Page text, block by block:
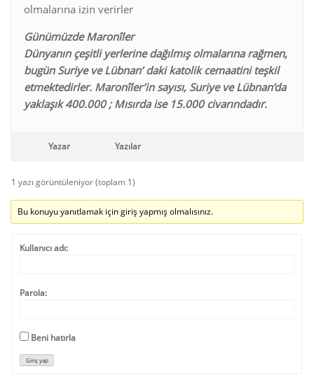
olmalarına izin verirler
Günümüzde Maronîler
Dünyanın çeşitli yerlerine dağılmış olmalarına rağmen,
bugün Suriye ve Lübnan’ daki katolik cemaatini teşkil
etmektedirler. Maronîler’in sayısı, Suriye ve Lübnan’da
yaklaşık 400.000 ; Mısırda ise 15.000 civarındadır.
Yazar Yazılar
1 yazı görüntüleniyor (toplam 1)
Bu konuyu yanıtlamak için giriş yapmış olmalısınız.
Kullanıcı adı:
Parola:
Beni hatırla
Giriş yap